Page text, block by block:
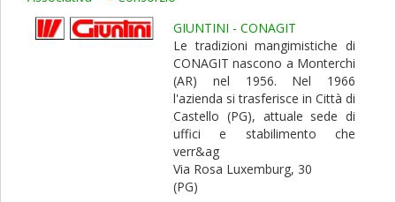
GIUNTINI - CONAGIT
Le tradizioni mangimistiche di
CONAGIT nascono a Monterchi
(AR) nel 1956. Nel 1966
l'azienda si trasferisce in Città di
Castello (PG), attuale sede di
uffici e stabilimento che
verr&ag
Via Rosa Luxemburg, 30
(PG)